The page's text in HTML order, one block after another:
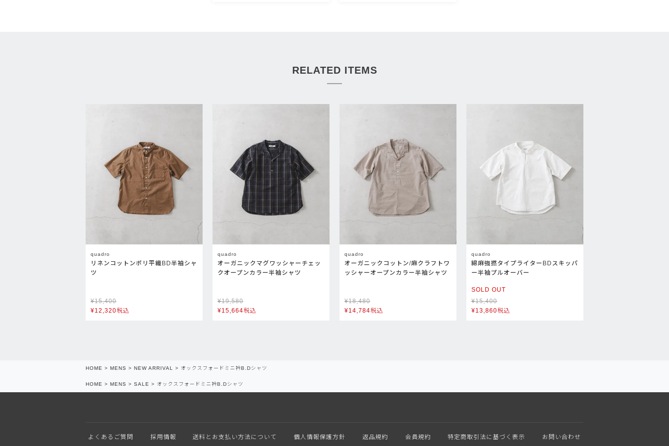
RELATED ITEMS
quadro
リネンコットンポリ平織BD半袖シャ
ツ
¥15,400
¥12,320税込
quadro
オーガニックマグワッシャーチェッ
クオープンカラー半袖シャツ
¥19,580
¥15,664税込
quadro
オーガニックコットン/麻クラフトワ
ッシャーオープンカラー半袖シャツ
¥18,480
¥14,784税込
quadro
綿麻強撚タイプライターBDスキッパ
ー半袖プルオーバー
SOLD OUT
¥15,400
¥13,860税込
HOME MENS NEW ARRIVAL オックスフォードミニ衿B.Dシャツ
HOME MENS SALE オックスフォードミニ衿B.Dシャツ
よくあるご質問 採用情報 送料とお支払い方法について 個人情報保護方針 返品規約 会員規約 特定商取引法に基づく表示 お問い合わせ